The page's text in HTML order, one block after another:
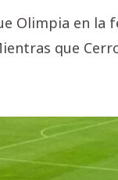
Olimpia en la
que